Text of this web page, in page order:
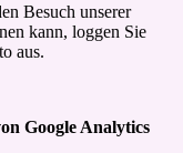
Besuch unserer
kann, loggen Sie
aus.
Google Analytics